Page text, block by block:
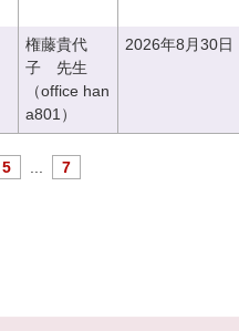
権藤貴代
子 先生
（office han
a801）
2026年8月30日
5 7